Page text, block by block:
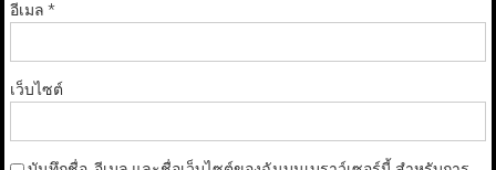
อีเมล *
เว็บไซต์